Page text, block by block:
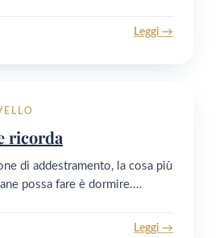
Leggi →
ricorda
di addestramento, la cosa più
possa fare è dormire.…
Leggi →